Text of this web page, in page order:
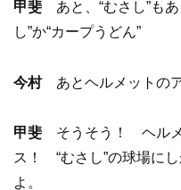
甲斐 あと、“むさし”も
し”か“カープうどん”
今村 あとヘルメットの
甲斐 そうそう！ ヘル
ス！ “むさし”の球場に
よ。